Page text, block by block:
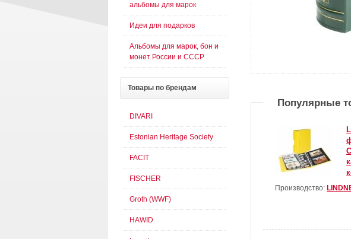
Популярные
Производство:
альбомы для марок
Идеи для подарков
Альбомы для марок, бон и
монет России и СССР
Товары по брендам
DIVARI
Estonian Heritage Society
FACIT
FISCHER
Groth (WWF)
HAWID